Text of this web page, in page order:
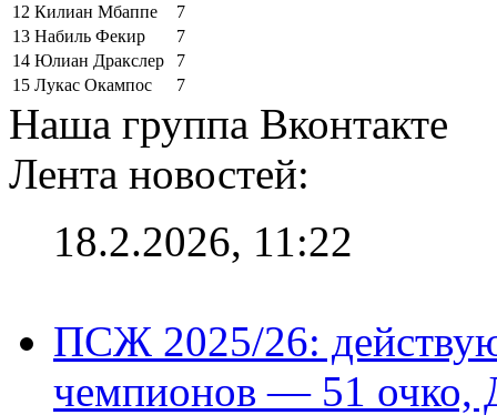
12 Килиан Мбаппе
7
13 Набиль Фекир
7
14 Юлиан Дракслер
7
15 Лукас Окампос 7
Наша группа Вконтакте
Лента новостей:
18.2.2026, 11:22
ПСЖ 2025/26:
чемпионов — 51 очко,